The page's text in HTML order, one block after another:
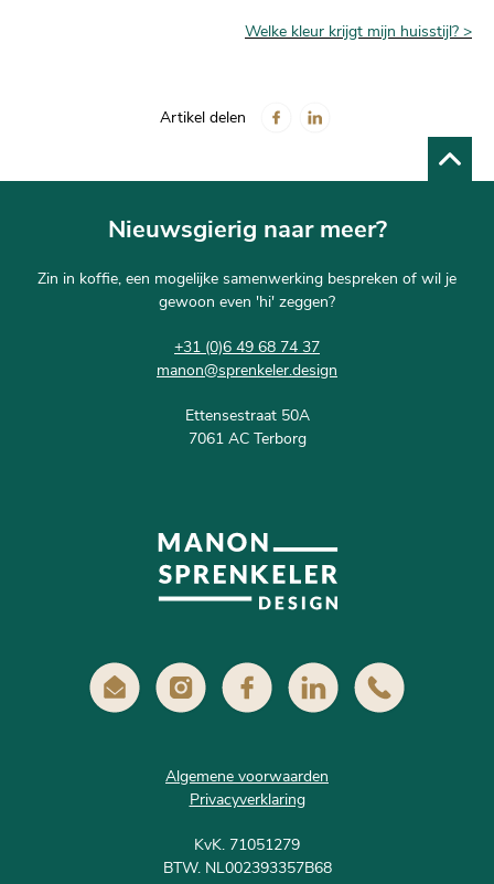
Welke kleur krijgt mijn huisstijl? >
Artikel delen
Nieuwsgierig naar meer?
Zin in koffie, een mogelijke samenwerking bespreken of wil je
gewoon even 'hi' zeggen?
+31 (0)6 49 68 74 37
manon@sprenkeler.design
Ettensestraat 50A
7061 AC Terborg
Algemene voorwaarden
Privacyverklaring
KvK. 71051279
BTW. NL002393357B68